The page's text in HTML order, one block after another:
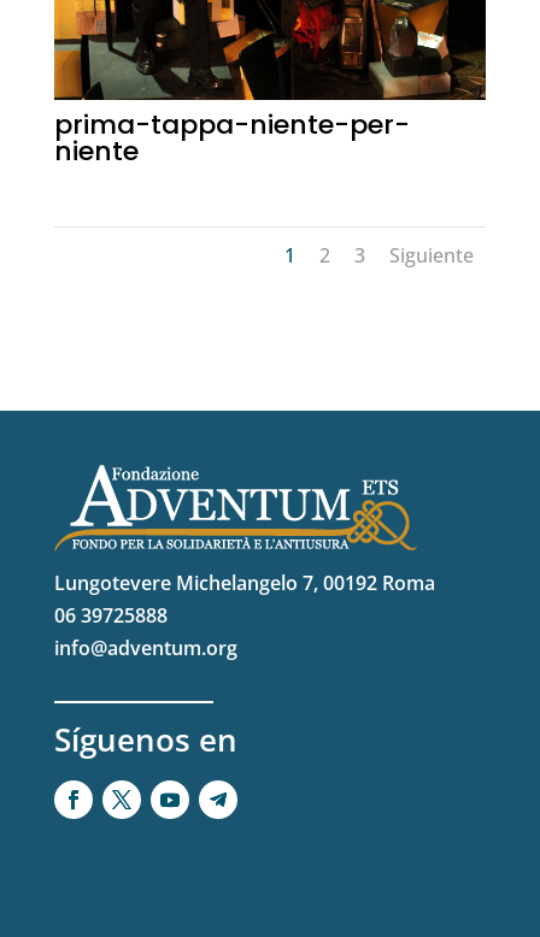
prima-tappa-niente-per-
niente
1 2 3 Siguiente
Lungotevere Michelangelo 7, 00192 Roma
06 39725888
info@adventum.org
Síguenos en